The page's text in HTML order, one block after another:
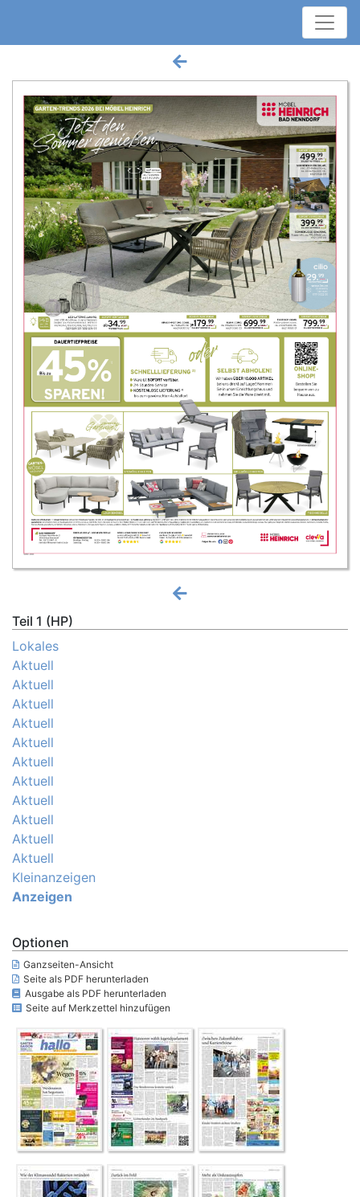
Teil 1 (HP)
Lokales
Aktuell
Aktuell
Aktuell
Aktuell
Aktuell
Aktuell
Aktuell
Aktuell
Aktuell
Aktuell
Aktuell
Kleinanzeigen
Anzeigen
Optionen
Ganzseiten-Ansicht
Seite als PDF herunterladen
Ausgabe als PDF herunterladen
Seite auf Merkzettel hinzufügen